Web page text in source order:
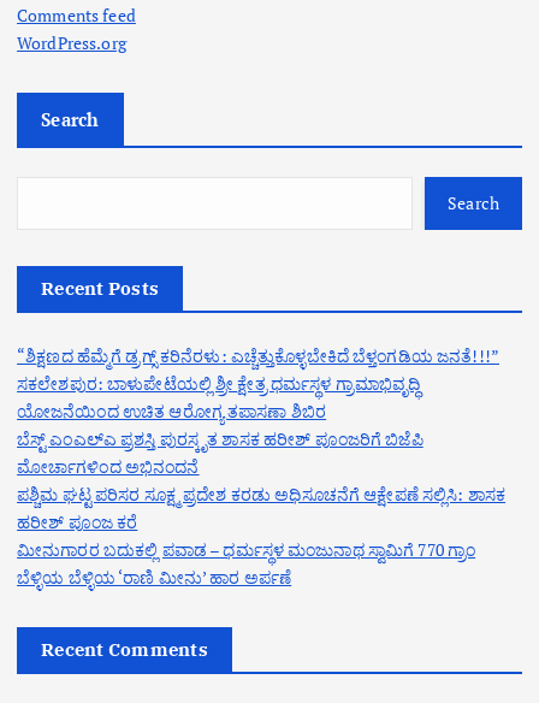
Comments feed
WordPress.org
Search
Search
Recent Posts
“ಶಿಕ್ಷಣದ ಹೆಮ್ಮೆಗೆ ಡ್ರಗ್ಸ್ ಕರಿನೆರಳು: ಎಚ್ಚೆತ್ತುಕೊಳ್ಳಬೇಕಿದೆ ಬೆಳ್ತಂಗಡಿಯ ಜನತೆ!!!”
ಸಕಲೇಶಪುರ: ಬಾಳುಪೇಟೆಯಲ್ಲಿ ಶ್ರೀ ಕ್ಷೇತ್ರ ಧರ್ಮಸ್ಥಳ ಗ್ರಾಮಾಭಿವೃದ್ಧಿ
ಯೋಜನೆಯಿಂದ ಉಚಿತ ಆರೋಗ್ಯ ತಪಾಸಣಾ ಶಿಬಿರ
ಬೆಸ್ಟ್ ಎಂಎಲ್ಎ ಪ್ರಶಸ್ತಿ ಪುರಸ್ಕೃತ ಶಾಸಕ ಹರೀಶ್ ಪೂಂಜರಿಗೆ ಬಿಜೆಪಿ
ಮೋರ್ಚಾಗಳಿಂದ ಅಭಿನಂದನೆ
ಪಶ್ಚಿಮ ಘಟ್ಟ ಪರಿಸರ ಸೂಕ್ಷ್ಮ ಪ್ರದೇಶ ಕರಡು ಅಧಿಸೂಚನೆಗೆ ಆಕ್ಷೇಪಣೆ ಸಲ್ಲಿಸಿ: ಶಾಸಕ
ಹರೀಶ್ ಪೂಂಜ ಕರೆ
ಮೀನುಗಾರರ ಬದುಕಲ್ಲಿ ಪವಾಡ – ಧರ್ಮಸ್ಥಳ ಮಂಜುನಾಥ ಸ್ವಾಮಿಗೆ 770 ಗ್ರಾಂ
ಬೆಳ್ಳಿಯ ಬೆಳ್ಳಿಯ ‘ರಾಣಿ ಮೀನು’ ಹಾರ ಅರ್ಪಣೆ
Recent Comments